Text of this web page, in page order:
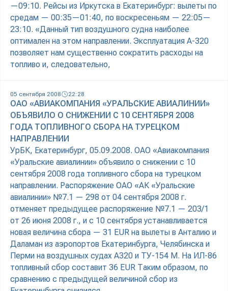
—09:10. Рейсы из Иркутска в Екатеринбург: вылеты по
средам — 00:35—01:40, по воскресеньям — 22:05—
23:10. «Данный тип воздушного судна наиболее
оптимален на этом направлении. Эксплуатация А-320
позволяет нам существенно сократить расходы на
топливо и, следовательно,
05 сентября 2008 22:28
ОАО «АВИАКОМПАНИЯ «УРАЛЬСКИЕ АВИАЛИНИИ»
ОБЪЯВИЛО О СНИЖЕНИИ С 10 СЕНТЯБРЯ 2008
ГОДА ТОПЛИВНОГО СБОРА НА ТУРЕЦКОМ
НАПРАВЛЕНИИ
УрБК, Екатеринбург, 05.09.2008. ОАО «Авиакомпания
«Уральские авиалинии» объявило о снижении с 10
сентября 2008 года топливного сбора на турецком
направлении. Распоряжение ОАО «АК «Уральские
авиалинии» №7.1 — 298 от 04 сентября 2008 г.
отменяет предыдущее распоряжение №7.1 — 203/1
от 26 июня 2008 г., и с 10 сентября устанавливается
новая величина сбора — 31 EUR на вылеты в Анталию и
Даламан из аэропортов Екатеринбурга, Челябинска и
Перми на воздушных судах А320 и ТУ-154 М. На ИЛ-86
топливный сбор составит 36 EUR Таким образом, по
сравнению с предыдущей величиной сбор из